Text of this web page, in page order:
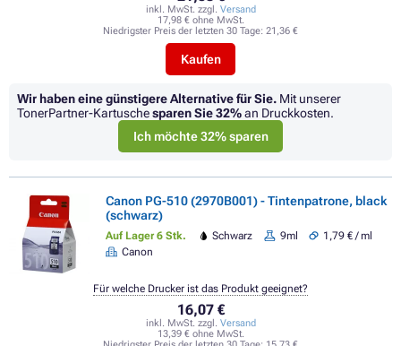
inkl. MwSt. zzgl. Versand
17,98 € ohne MwSt.
Niedrigster Preis der letzten 30 Tage: 21,36 €
Kaufen
Wir haben eine günstigere Alternative für Sie. Mit unserer
TonerPartner-Kartuschesparen Sie32%an Druckkosten.
Ich möchte 32% sparen
Canon PG-510 (2970B001) - Tintenpatrone, black
(schwarz)
Auf Lager 6 Stk. Schwarz 9ml
1,79 € / ml
Canon
16,07 €
inkl. MwSt. zzgl. Versand
13,39 € ohne MwSt.
Für welche Drucker ist das Produkt geeignet?